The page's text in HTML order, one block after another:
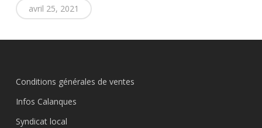
avril 25, 2021
Conditions générales de ventes
Infos Calanques
Syndicat local